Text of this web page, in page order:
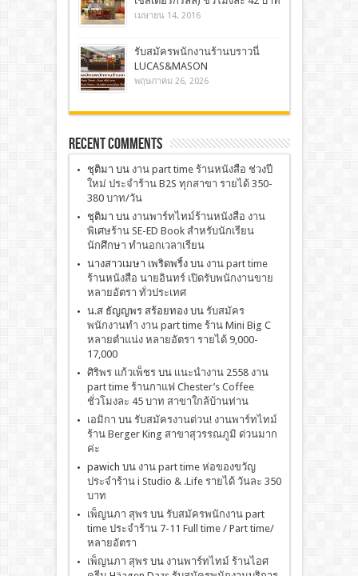
เมษายน 14, 2016
รับสมัครพนักงานร้านบราวนี่
LUCAS&MASON
พฤษภาคม 26, 2026
Recent Comments
ชุติมา บน งาน part time ร้านหนังสือ ช่วงปี
ใหม่ ประจำร้าน B2S ทุกสาขา รายได้ 350-
380 บาท/วัน
ชุติมา บน งานพาร์ทไทม์ร้านหนังสือ งาน
พิเศษร้าน SE-ED Book สำหรับนักเรียน
นักศึกษา ทำนอกเวลาเรียน
นางสาวเมษา เพริดพริ้งบน งาน part time
ร้านหนังสือ นายอินทร์ เปิดรับพนักงานขาย
หลายอัตรา ทั่วประเทศ
น.ส ธัญญพร สร้อยทองบน รับสมัคร
พนักงานทำ งาน part time ร้าน Mini Big C
หลายตำแน่ง หลายอัตรา รายได้ 9,000-
17,000
ศิริพร แก้วเพ็ชรบน เเนะนำงาน 2558 งาน
part time ร้านกาแฟ Chester’s Coffee
ชั่วโมงละ 45 บาท สาขาใกล้บ้านท่าน
เอมิกา บน รับสมัครงานด่วน! งานพาร์ทไทม์
ร้าน Berger King สาขาสุวรรณภูมิ ด่วนมาก
ค่ะ
pawich บน งาน part time ห่อของขวัญ
ประจำร้าน i Studio & .Life รายได้ วันละ 350
บาท
เพ็ญนภา สุพรบน รับสมัครพนักงาน part
time ประจำร้าน 7-11 Full time / Part time/
หลายอัตรา
เพ็ญนภา สุพรบน งานพาร์ทไทม์ ร้านไอศ